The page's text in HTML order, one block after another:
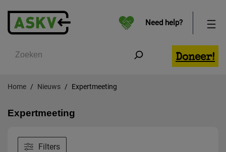
Zoeken
Doneer!
Need help?
Home Nieuws Expertmeeting
Expertmeeting
Filters